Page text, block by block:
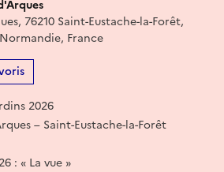
76210 Saint-Eustache-la-Forêt,
France
2026
– Saint-Eustache-la-Forêt
: « La vue »